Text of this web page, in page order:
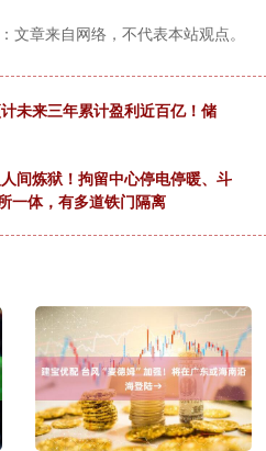
文章来自网络，不代表本站观点。
未来三年累计盈利近百亿！储
间炼狱！拘留中心停电停暖、斗
一体，有多道铁门隔离